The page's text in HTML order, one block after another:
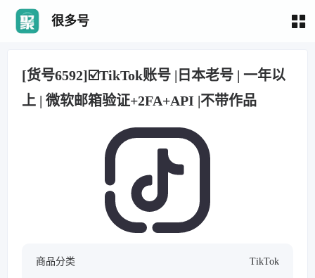
很多号
[货号6592]☑️TikTok账号 |日本老号 | 一年以
上 | 微软邮箱验证+2FA+API |不带作品
商品分类 TikTok